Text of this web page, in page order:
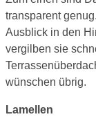
transparent
Ausblick in den
vergilben sie
wünschen übrig.
Lamellen